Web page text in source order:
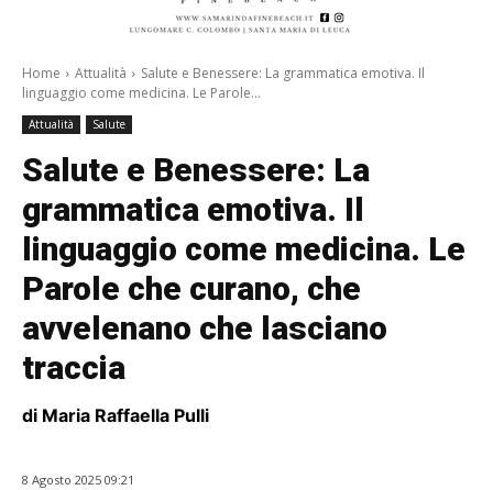
Home Attualità
Salute e Benessere: La grammatica emotiva. Il
linguaggio come medicina. Le Parole...
Attualità Salute
Salute e Benessere: La
grammatica emotiva. Il
linguaggio come medicina. Le
Parole che curano, che
avvelenano che lasciano
traccia
di Maria Raffaella Pulli
8 Agosto 2025 09:21